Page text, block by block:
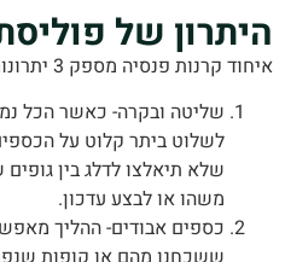
של פוליסת
פנסיה מספק 3 יתרונות עיקריים:
שליטה ובקרה- כאשר הכל נמצא
לשלוט ביתר קלוט על הכספים
שלא תיאלצו לדלג בין גופים
משהו או לבצע עדכון.
כספים אבודים- ההליך מאפשר